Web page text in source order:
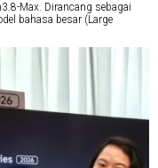
Max. Dirancang sebagai
bahasa besar (Large